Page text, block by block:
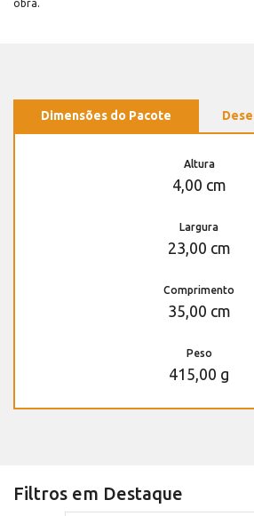
obra.
Dimensões do Pacote
Altura
4,00 cm
Largura
23,00 cm
Comprimento
35,00 cm
Peso
415,00 g
Filtros em Destaque